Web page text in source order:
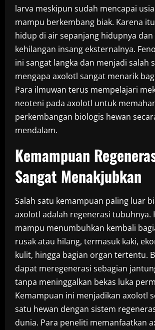
larva meskipun sudah mencapai
mampu berkembang biak. Karena
hidup di air sepanjang hidupnya
kehilangan insang eksternalnya.
ini sangat langka dan menjadi salah
mengapa axolotl sangat menarik
Para ilmuwan terus mempelajari
neoteni pada axolotl untuk
perkembangan biologis hewan
mendalam.
Kemampuan
Sangat Menakjubkan
Salah satu kemampuan paling luar
axolotl adalah regenerasi tubuhnya.
mampu menumbuhkan kembali
rusak atau hilang, termasuk kaki,
kulit, hingga bagian organ tertentu.
dapat meregenerasi sebagian
tanpa meninggalkan bekas luka
Kemampuan ini menjadikan axolotl
satu hewan dengan sistem
dunia. Para peneliti memanfaatkan